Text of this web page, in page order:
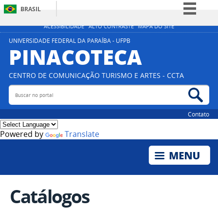
ACESSIBILIDADE ALTO CONTRASTE MAPA DO SITE
BRASIL
Simplifique!
Acesso à informação
Legislação
UNIVERSIDADE FEDERAL DA PARAÍBA - UFPB
PINACOTECA
CENTRO DE COMUNICAÇÃO TURISMO E ARTES - CCTA
Buscar no portal
Contato
Powered by Translate
Catálogos